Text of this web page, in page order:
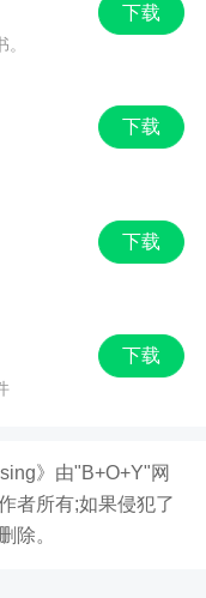
下载
下载
下载
下载
》由"B+O+Y"网
者所有;如果侵犯了
除。